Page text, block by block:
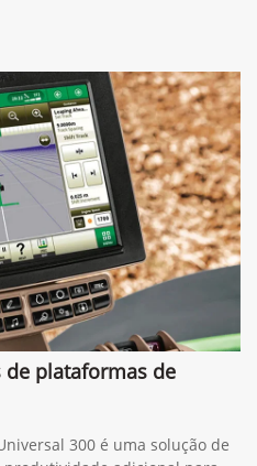
de plataformas de
300 é uma solução de